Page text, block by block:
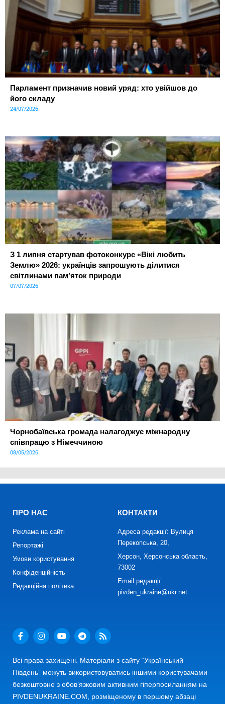
Парламент призначив новий уряд: хто увійшов до
його складу
24/07/2026
З 1 липня стартував фотоконкурс «Вікі любить
Землю» 2026: українців запрошують ділитися
світлинами пам’яток природи
07/07/2026
Чорнобаївська громада налагоджує міжнародну
співпрацю з Німеччиною
08/05/2026
ПРО НАС
Реклама на сайті
Репортажі
Умови користування
Конфіденційність
Редакційна політика
КОНТАКТИ
Адреса редакції: Вулиця
Перекопська, 20,
Херсон, Херсонська область,
73002
Email редакції:
pivden_ukraine@ukr.net
Всі права захищені. Матеріали з сайту “Український
Південь” можуть використовуватись іншими користувачами
безкоштовно з обов’язковим активним гіперпосиланням на
PIVDENUKRAINE.COM, розміщеному в першому абзаці